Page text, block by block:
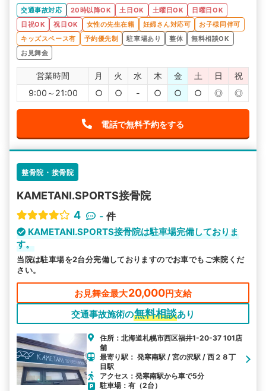
交通事故対応 20時以降OK 土日OK 土曜日OK
日曜日OK
日祝OK
祝日OK 女性の先生在籍 妊婦さん対応可
お子様同伴可
キッズスペース有
予約優先制 駐車場あり 整体
無料相談OK
お見舞金
営業時間 月 火 水 木 金 土 日
祝
9:00～21:00
○ ○ - ○ ○ ○ ◎ ◎
電話で無料予約をする
整骨院・接骨院
KAMETANI.SPORTS接骨院
4
- 件
KAMETANI.SPORTS接骨院は駐車場完備しておりま
す。
当院は駐車場を2台分完備しておりますのでお車でもご来院くだ
さい。
お見舞金最大20,000円支給
交通事故施術の無料相談あり
住所：北海道札幌市西区福井1-20-37 101店
舗
最寄り駅： 発寒南駅 / 宮の沢駅 / 西２８丁
目駅
アクセス：発寒南駅から車で5分
駐車場：有（2台）